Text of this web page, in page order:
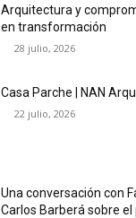
Arquitectura y
en transformación
28 julio, 2026
Casa Parche | NAN
22 julio, 2026
Una conversación con
Carlos Barberá sobre